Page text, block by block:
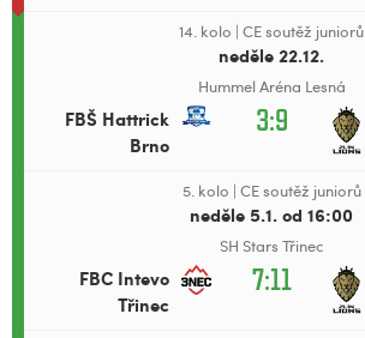
14. kolo | CE soutěž juniorů
neděle 22.12.
Hummel Aréna Lesná
FBŠ Hattrick
Brno
3:9
5. kolo | CE soutěž juniorů
neděle 5.1. od 16:00
SH Stars Třinec
FBC Intevo
Třinec
7:11